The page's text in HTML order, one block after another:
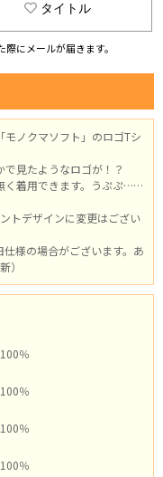
タイトル
にメールが届きます。
ノクマソフト」のロゴTシ
見たようなロゴが！？
く着用できます。うぷぷ……
トデザインに変更はござい
様の場合がございます。あ
）
％
％
％
％